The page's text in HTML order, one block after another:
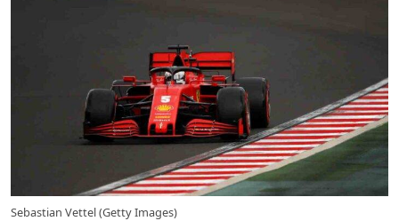
Sebastian Vettel (Getty Images)